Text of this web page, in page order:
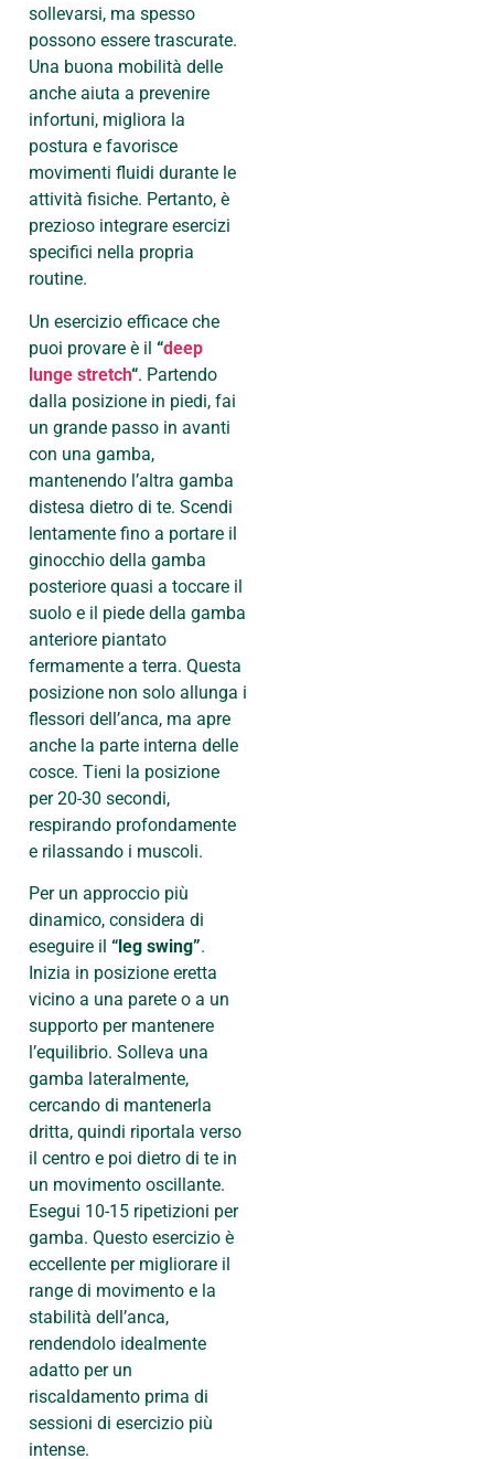
sollevarsi, ma spesso
possono essere trascurate.
Una buona mobilità delle
anche aiuta a prevenire
infortuni, migliora la
postura e favorisce
movimenti fluidi durante le
attività fisiche. Pertanto, è
prezioso integrare esercizi
specifici nella propria
routine.
Un esercizio efficace che
puoi provare è il “deep
lunge stretch“. Partendo
dalla posizione in piedi, fai
un grande passo in avanti
con una gamba,
mantenendo l’altra gamba
distesa dietro di te. Scendi
lentamente fino a portare il
ginocchio della gamba
posteriore quasi a toccare il
suolo e il piede della gamba
anteriore piantato
fermamente a terra. Questa
posizione non solo allunga i
flessori dell’anca, ma apre
anche la parte interna delle
cosce. Tieni la posizione
per 20-30 secondi,
respirando profondamente
e rilassando i muscoli.
Per un approccio più
dinamico, considera di
eseguire il “leg swing”.
Inizia in posizione eretta
vicino a una parete o a un
supporto per mantenere
l’equilibrio. Solleva una
gamba lateralmente,
cercando di mantenerla
dritta, quindi riportala verso
il centro e poi dietro di te in
un movimento oscillante.
Esegui 10-15 ripetizioni per
gamba. Questo esercizio è
eccellente per migliorare il
range di movimento e la
stabilità dell’anca,
rendendolo idealmente
adatto per un
riscaldamento prima di
sessioni di esercizio più
intense.